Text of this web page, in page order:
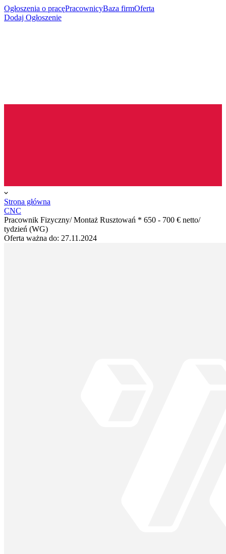
Ogłoszenia o pracęPracownicyBaza firmOferta
Dodaj Ogłoszenie
Strona główna
CNC
Pracownik Fizyczny/ Montaż Rusztowań * 650 - 700 € netto/
tydzień (WG)
Oferta ważna do: 27.11.2024